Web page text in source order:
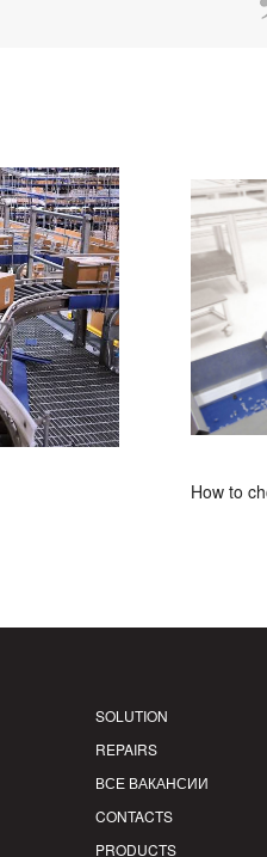
How to
SOLUTION
REPAIRS
ВСЕ ВАКАНСИИ
CONTACTS
PRODUCTS